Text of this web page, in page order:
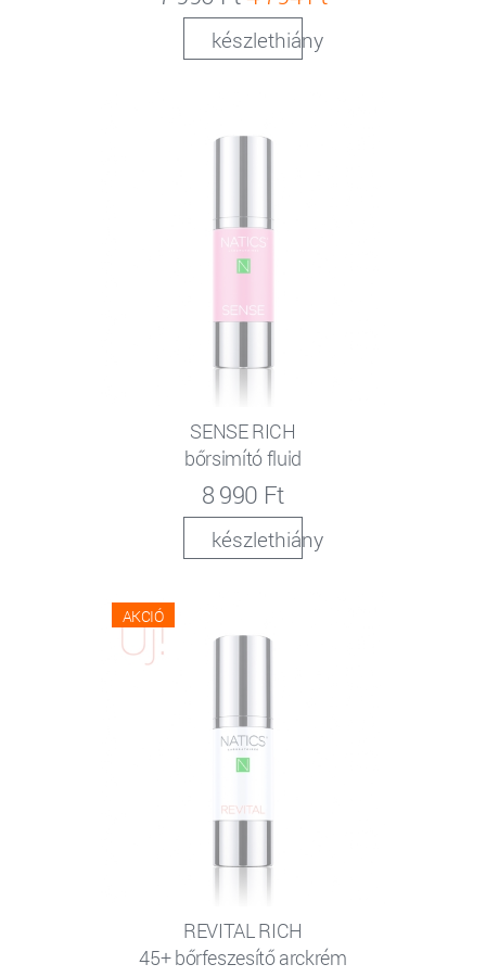
készlethiány
SENSE RICH
bőrsimító fluid
8 990 Ft
készlethiány
AKCIÓ
REVITAL RICH
45+ bőrfeszesítő arckrém